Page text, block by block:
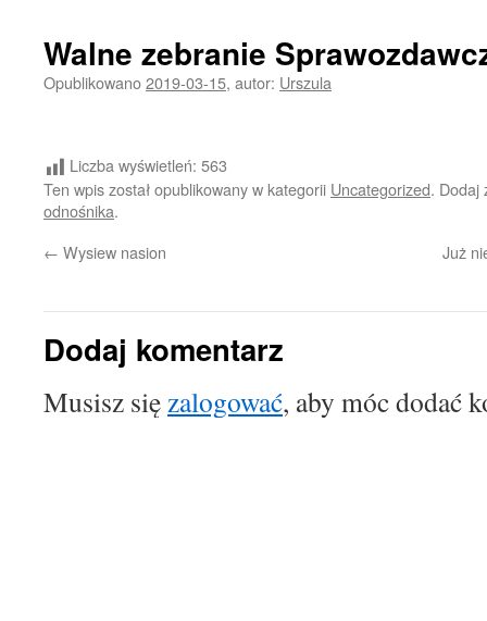
Walne zebranie
Opublikowano2019-03-15, autor: Urszula
Liczba wyświetleń: 563
Ten wpis został opublikowany w kategorii Uncategorized. Dodaj
odnośnika.
← Wysiew nasion Już
Dodaj komentarz
Musisz sięzalogować, aby móc dodać